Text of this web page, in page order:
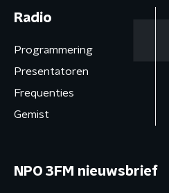
Radio
Programmering
Presentatoren
Frequenties
Gemist
NPO 3FM nieuwsbrief